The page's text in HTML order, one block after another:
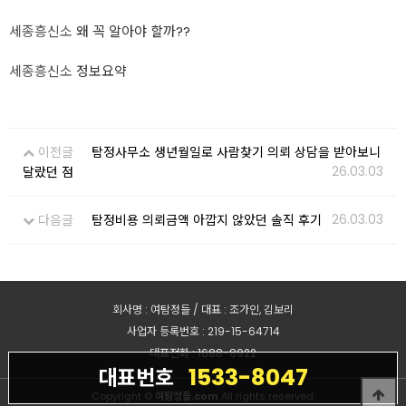
세종흥신소 왜 꼭 알아야 할까??
세종흥신소 정보요약
이전글
탐정사무소 생년월일로 사람찾기 의뢰 상담을 받아보니
달랐던 점
26.03.03
다음글 탐정비용 의뢰금액 아깝지 않았던 솔직 후기 26.03.03
대표번호 1533-8047
회사명 : 여탐정들 / 대표 : 조가인, 김보리
사업자 등록번호 : 219-15-64714
대표전화 : 1688-8922
Copyright © 여탐정들.com All rights reserved.